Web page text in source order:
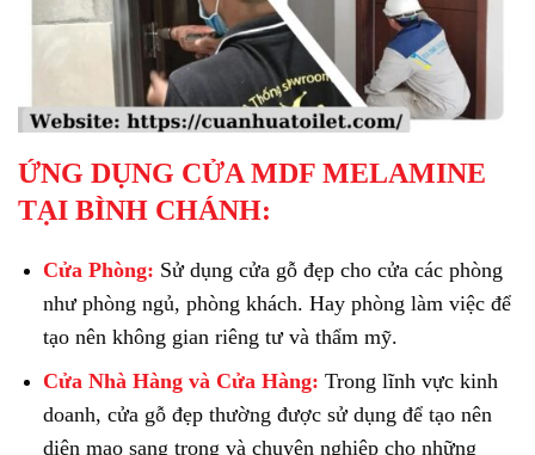
ỨNG DỤNG CỬA MDF MELAMINE
TẠI BÌNH CHÁNH:
Cửa Phòng: Sử dụng cửa gỗ đẹp cho cửa các phòng
như phòng ngủ, phòng khách. Hay phòng làm việc để
tạo nên không gian riêng tư và thẩm mỹ.
Cửa Nhà Hàng và Cửa Hàng: Trong lĩnh vực kinh
doanh, cửa gỗ đẹp thường được sử dụng để tạo nên
diện mạo sang trọng và chuyên nghiệp cho những